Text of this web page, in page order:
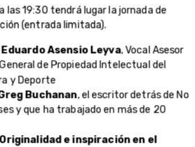
las 19:30 tendrá lugar la jornada de
(entrada limitada).
Eduardo Asensio Leyva, Vocal Asesor
de Propiedad Intelectual del
y Deporte
Buchanan, el escritor detrás de No
y que ha trabajado en más de 20
Originalidad e inspiración en el